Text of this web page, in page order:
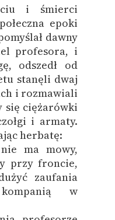
i śmierci
epoki
dawny
profesora, i
odszedł od
stanęli dwaj
i rozmawiali
się ciężarówki
i armaty.
herbatę:
ma mowy,
przy froncie,
zaufania
w